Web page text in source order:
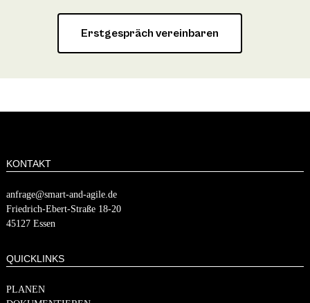
Erstgespräch vereinbaren
KONTAKT
anfrage@smart-and-agile.de
​​Friedrich-Ebert-Straße 18-20
45127 Essen
QUICKLINKS
PLANEN